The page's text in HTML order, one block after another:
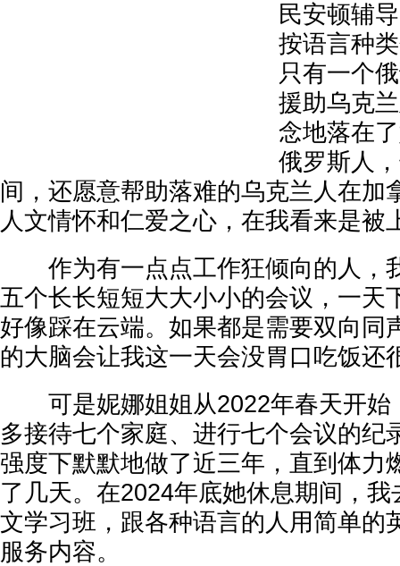
民安顿辅
按语言种
只有一个
援助乌克
念地落在
俄罗斯人
间，还愿意帮助落难的乌克兰人在加
人文情怀和仁爱之心，在我看来是被
作为有一点点工作狂倾向的人，
五个长长短短大大小小的会议，一天
好像踩在云端。如果都是需要双向同
的大脑会让我这一天会没胃口吃饭还
可是妮娜姐姐从2022年春天开始
多接待七个家庭、进行七个会议的纪
强度下默默地做了近三年，直到体力
了几天。在2024年底她休息期间，
文学习班，跟各种语言的人用简单的
服务内容。